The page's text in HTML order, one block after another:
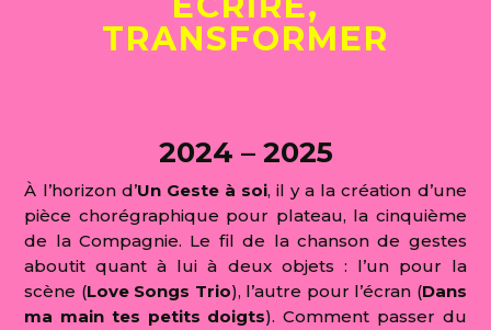
TRANSFORMER
2024 – 2025
À l’horizon d’Un Geste à soi, il y a la création d’une
pièce chorégraphique pour plateau, la cinquième
de la Compagnie. Le fil de la chanson de gestes
aboutit quant à lui à deux objets : l’un pour la
scène (Love Songs Trio), l’autre pour l’écran (Dans
ma main tes petits doigts). Comment passer du